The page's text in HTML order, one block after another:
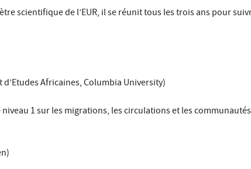
scientifique de l’EUR, il se réunit tous les trois ans pour
Africaines, Columbia University)
niveau 1 sur les migrations, les circulations et les